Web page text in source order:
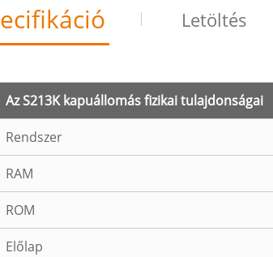
Letöltés
Az S213K kapuállomás fizikai tulajdonságai
Rendszer
RAM
ROM
Előlap